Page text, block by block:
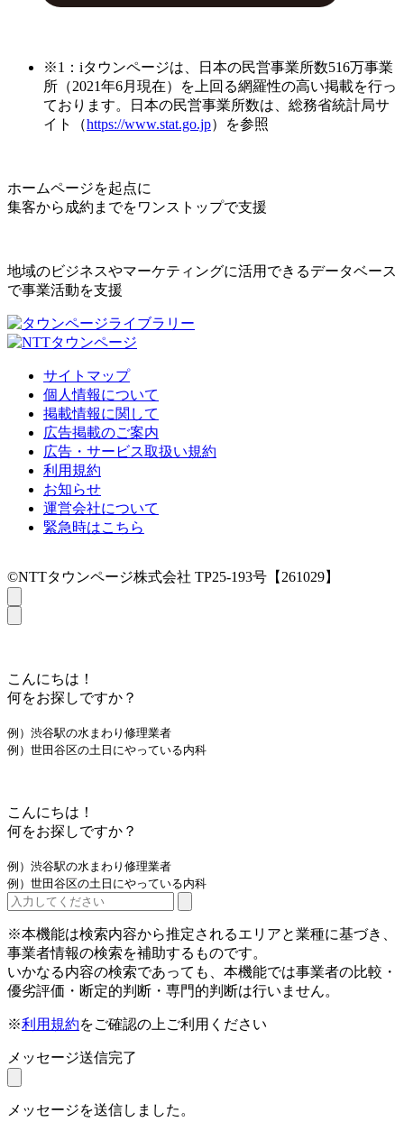
※1：iタウンページは、日本の民営事業所数516万事業
所（2021年6月現在）を上回る網羅性の高い掲載を行っ
ております。日本の民営事業所数は、総務省統計局サ
イト（https://www.stat.go.jp）を参照
ホームページを起点に
集客から成約までをワンストップで支援
地域のビジネスやマーケティングに活用できるデータベース
で事業活動を支援
サイトマップ
個人情報について
掲載情報に関して
広告掲載のご案内
広告・サービス取扱い規約
利用規約
お知らせ
運営会社について
緊急時はこちら
©NTTタウンページ株式会社 TP25-193号【261029】
こんにちは！
何をお探しですか？
例）渋谷駅の水まわり修理業者
例）世田谷区の土日にやっている内科
こんにちは！
何をお探しですか？
例）渋谷駅の水まわり修理業者
例）世田谷区の土日にやっている内科
※本機能は検索内容から推定されるエリアと業種に基づき、
事業者情報の検索を補助するものです。
いかなる内容の検索であっても、本機能では事業者の比較・
優劣評価・断定的判断・専門的判断は行いません。
※利用規約をご確認の上ご利用ください
メッセージ送信完了
メッセージを送信しました。